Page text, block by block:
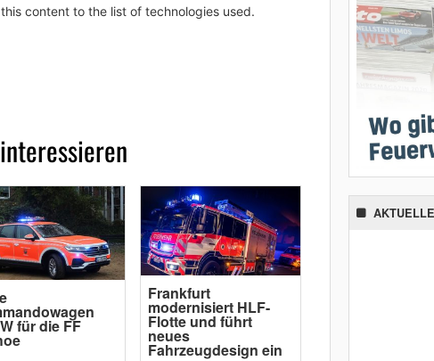
content to the list of technologies used.
für die FF
Frankfurt
modernisiert HLF-
Flotte und führt
neues
Fahrzeugdesign ein